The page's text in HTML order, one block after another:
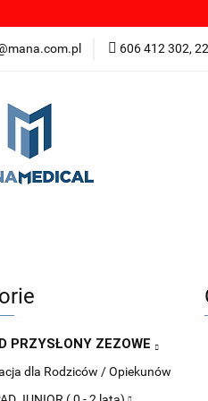
606 412 302,
NOWOŚCI
PRZYSŁONY ZEZOWE
dla Rodziców / Opiekunów